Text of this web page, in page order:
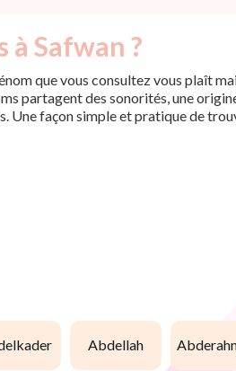
à Safwan ?
que vous consultez vous plaît
partagent des sonorités, une
Une façon simple et pratique de
abdellah